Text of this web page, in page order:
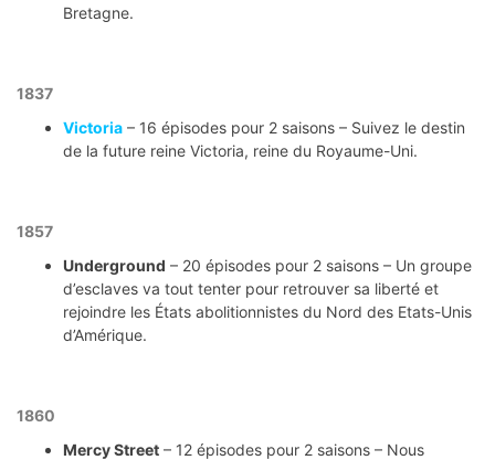
Bretagne.
1837
Victoria – 16 épisodes pour 2 saisons – Suivez le destin
de la future reine Victoria, reine du Royaume-Uni.
1857
Underground – 20 épisodes pour 2 saisons – Un groupe
d’esclaves va tout tenter pour retrouver sa liberté et
rejoindre les États abolitionnistes du Nord des Etats-Unis
d’Amérique.
1860
Mercy Street – 12 épisodes pour 2 saisons – Nous